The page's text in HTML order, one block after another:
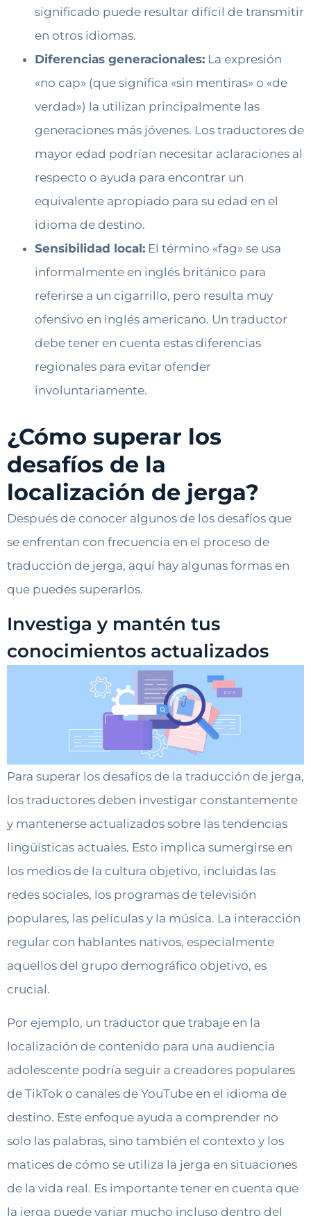
significado puede resultar difícil de transmitir
en otros idiomas.
Diferencias generacionales: La expresión
«no cap» (que significa «sin mentiras» o «de
verdad») la utilizan principalmente las
generaciones más jóvenes. Los traductores de
mayor edad podrían necesitar aclaraciones al
respecto o ayuda para encontrar un
equivalente apropiado para su edad en el
idioma de destino.
Sensibilidad local: El término «fag» se usa
informalmente en inglés británico para
referirse a un cigarrillo, pero resulta muy
ofensivo en inglés americano. Un traductor
debe tener en cuenta estas diferencias
regionales para evitar ofender
involuntariamente.
¿Cómo superar los
desafíos de la
localización de jerga?
Después de conocer algunos de los desafíos que
se enfrentan con frecuencia en el proceso de
traducción de jerga, aquí hay algunas formas en
que puedes superarlos.
Investiga y mantén tus
conocimientos actualizados
Para superar los desafíos de la traducción de jerga,
los traductores deben investigar constantemente
y mantenerse actualizados sobre las tendencias
lingüísticas actuales. Esto implica sumergirse en
los medios de la cultura objetivo, incluidas las
redes sociales, los programas de televisión
populares, las películas y la música. La interacción
regular con hablantes nativos, especialmente
aquellos del grupo demográfico objetivo, es
crucial.
Por ejemplo, un traductor que trabaje en la
localización de contenido para una audiencia
adolescente podría seguir a creadores populares
de TikTok o canales de YouTube en el idioma de
destino. Este enfoque ayuda a comprender no
solo las palabras, sino también el contexto y los
matices de cómo se utiliza la jerga en situaciones
de la vida real. Es importante tener en cuenta que
la jerga puede variar mucho incluso dentro del